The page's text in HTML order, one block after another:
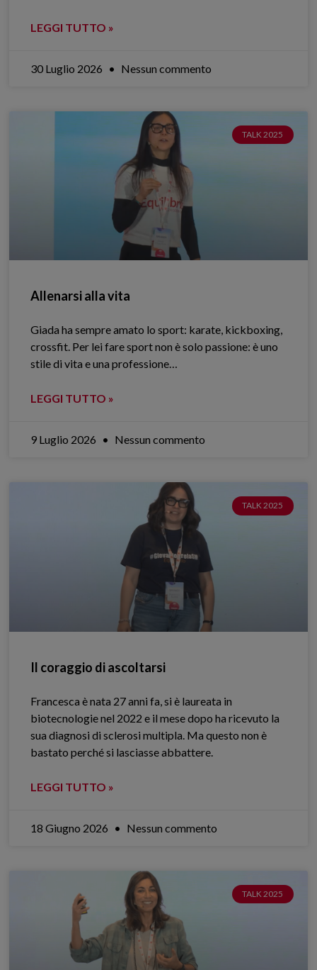
LEGGI TUTTO »
30 Luglio 2026 Nessun commento
TALK 2025
Allenarsi alla vita
Giada ha sempre amato lo sport: karate, kickboxing,
crossfit. Per lei fare sport non è solo passione: è uno
stile di vita e una professione…
LEGGI TUTTO »
9 Luglio 2026 Nessun commento
TALK 2025
Il coraggio di ascoltarsi
Francesca è nata 27 anni fa, si è laureata in
biotecnologie nel 2022 e il mese dopo ha ricevuto la
sua diagnosi di sclerosi multipla. Ma questo non è
bastato perché si lasciasse abbattere.
LEGGI TUTTO »
18 Giugno 2026 Nessun commento
TALK 2025